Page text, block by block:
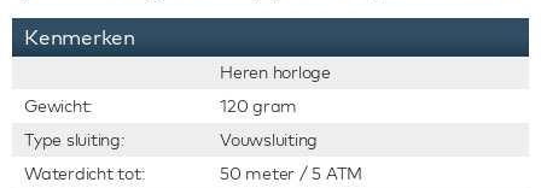
Kenmerken
Heren horloge
Gewicht:
120 gram
Type sluiting:
Vouwsluiting
Waterdicht tot:
50 meter / 5 ATM